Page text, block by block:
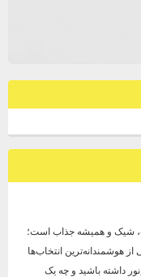
شیک و همیشه جذاب است؛
هوشمندانه‌ترین انتخاب‌ها
داشته باشید و چه یک